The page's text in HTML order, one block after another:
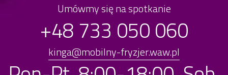
Umówmy się na spotkanie
+48 733 050 060
kinga@mobilny-fryzjer.waw.pl